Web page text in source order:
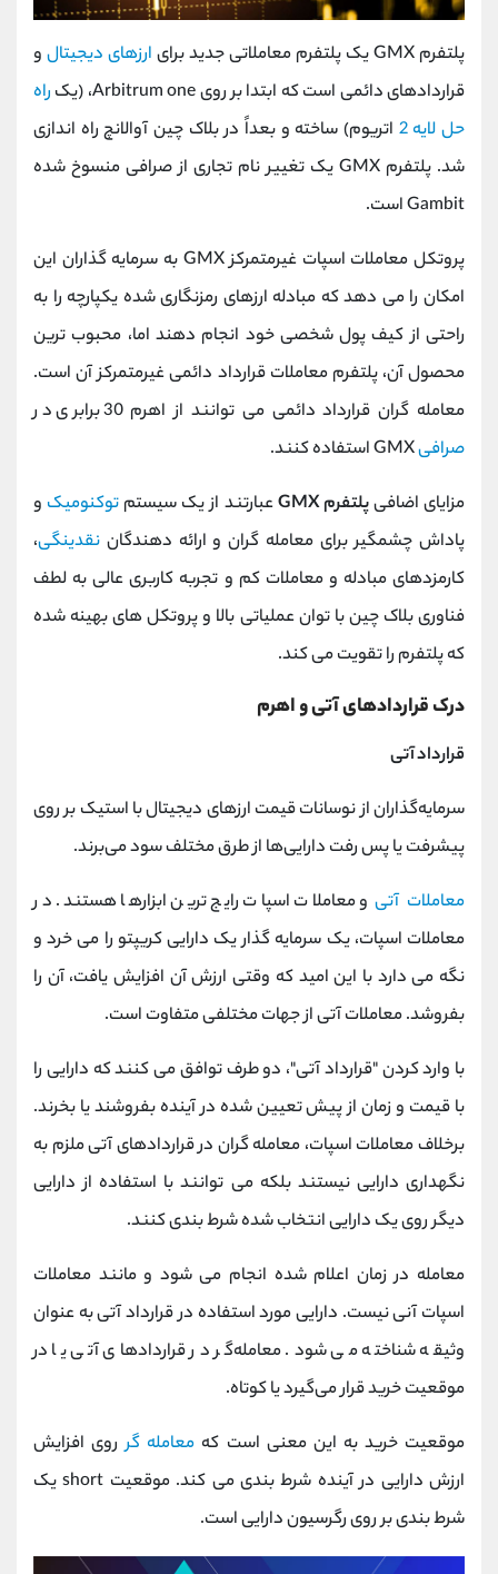
پلتفرم GMX یک پلتفرم معاملاتی جدید برای ارزهای دیجیتال و
قراردادهای دائمی است که ابتدا بر روی Arbitrum one، (یک
راه
حل لایه 2 اتریوم) ساخته و بعداً در بلاک چین آوالانچ راه اندازی
شد. پلتفرم GMX یک تغییر نام تجاری از صرافی منسوخ شده
Gambit است.
پروتکل معاملات اسپات غیرمتمرکز GMX به سرمایه گذاران این
امکان را می دهد که مبادله ارزهای رمزنگاری شده یکپارچه را به
راحتی از کیف پول شخصی خود انجام دهند اما، محبوب ترین
محصول آن، پلتفرم معاملات قرارداد دائمی غیرمتمرکز آن است.
معامله گران قرارداد دائمی می توانند از اهرم 30 برابری در
صرافی
مزایای اضافیپلتفرم GMX عبارتند از یک سیستم توکنومیک و
پاداش چشمگیر برای معامله گران و ارائه دهندگان نقدینگی،
کارمزدهای مبادله و معاملات کم و تجربه کاربری عالی به لطف
فناوری بلاک چین با توان عملیاتی بالا و پروتکل های بهینه شده
که پلتفرم را تقویت می کند.
درک قراردادهای آتی و اهرم
قرارداد آتی
سرمایه‌گذاران از نوسانات قیمت ارزهای دیجیتال با استیک بر روی
پیشرفت یا پس رفت دارایی‌ها از طرق مختلف سود می‌برند.
معاملات آتیو معاملات اسپات رایج ترین ابزارها هستند. در
معاملات اسپات، یک سرمایه گذار یک دارایی کریپتو را می خرد و
نگه می دارد با این امید که وقتی ارزش آن افزایش یافت، آن را
بفروشد. معاملات آتی از جهات مختلفی متفاوت است.
با وارد کردن "قرارداد آتی"، دو طرف توافق می کنند که دارایی را
با قیمت و زمان از پیش تعیین شده در آینده بفروشند یا بخرند.
برخلاف معاملات اسپات، معامله گران در قراردادهای آتی ملزم به
نگهداری دارایی نیستند بلکه می توانند با استفاده از دارایی
دیگر روی یک دارایی انتخاب شده شرط بندی کنند.
معامله در زمان اعلام شده انجام می شود و مانند معاملات
اسپات آنی نیست. دارایی مورد استفاده در قرارداد آتی به عنوان
وثیقه شناخته می شود. معامله‌گر در قراردادهای آتی یا در
موقعیت خرید قرار می‌گیرد یا کوتاه.
موقعیت خرید به این معنی است که معامله گرروی افزایش
ارزش دارایی در آینده شرط بندی می کند. موقعیت short یک
شرط بندی بر روی رگرسیون دارایی است.